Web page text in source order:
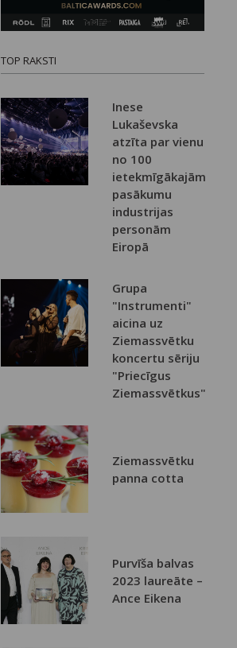
TOP RAKSTI
Inese
Lukaševska
atzīta par vienu
no 100
ietekmīgākajām
pasākumu
industrijas
personām
Eiropā
Grupa
"Instrumenti"
aicina uz
Ziemassvētku
koncertu sēriju
"Priecīgus
Ziemassvētkus"
Ziemassvētku
panna cotta
Purvīša balvas
2023 laureāte –
Ance Eikena